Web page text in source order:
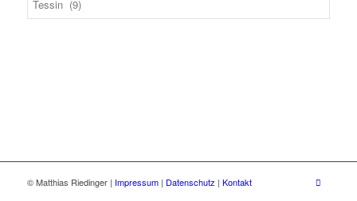
© Matthias Riedinger | Impressum| Datenschutz | Kontakt